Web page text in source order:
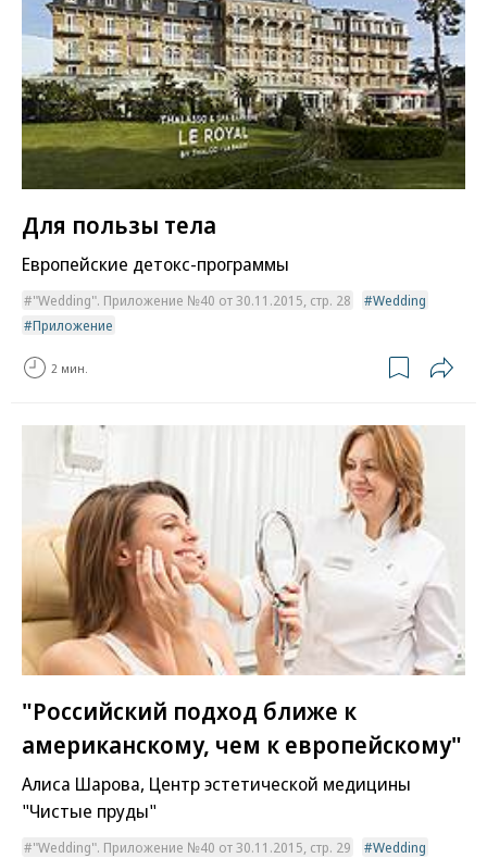
Для пользы тела
Европейские детокс-программы
"Wedding". Приложение №40 от 30.11.2015, стр. 28
Wedding
Приложение
2 мин.
"Российский подход ближе к
американскому, чем к европейскому"
Алиса Шарова, Центр эстетической медицины
"Чистые пруды"
"Wedding". Приложение №40 от 30.11.2015, стр. 29
Wedding